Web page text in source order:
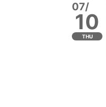
07/
10
THU